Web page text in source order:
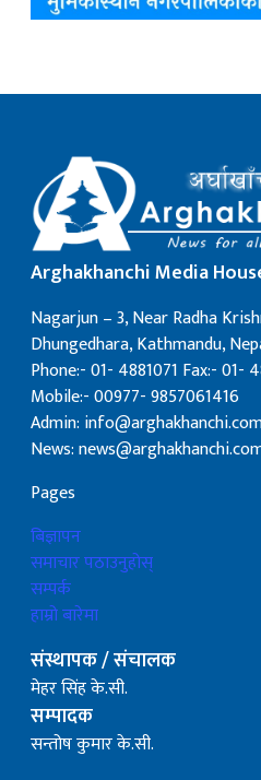
Arghakhanchi Media
Nagarjun – 3, Near Radha
Dhungedhara, Kathmandu,
Phone:- 01- 4881071 Fax:- 01-
Mobile:- 00977- 9857061416
Admin:
News:
Pages
बिज्ञापन
समाचार पठाउनुहोस्
सम्पर्क
हाम्रो बारेमा
संस्थापक / संचालक
मेहर सिंह के.सी.
सम्पादक
सन्तोष कुमार के.सी.